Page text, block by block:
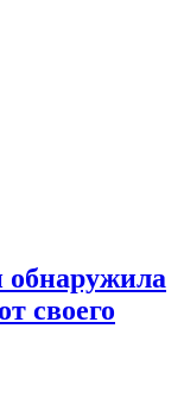
обнаружила
своего